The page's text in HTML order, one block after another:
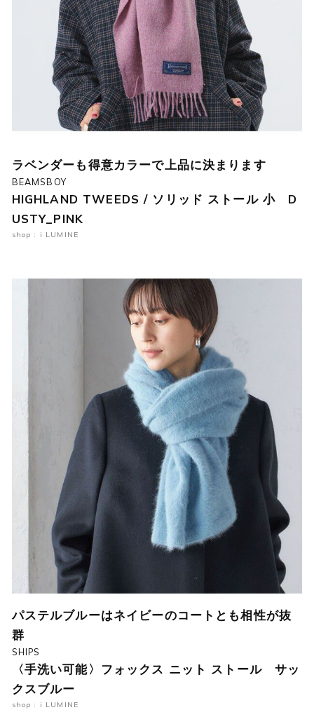
ラベンダーも得意カラーで上品に決まります
BEAMSBOY
HIGHLAND TWEEDS / ソリッド ストール 小 D
USTY_PINK
shop : i LUMINE
パステルブルーはネイビーのコートとも相性が抜
群
SHIPS
〈手洗い可能〉フォックス ニット ストール サッ
クスブルー
shop : i LUMINE